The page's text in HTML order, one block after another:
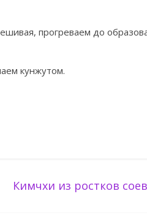
прогреваем до
кунжутом.
Кимчхи из ростков